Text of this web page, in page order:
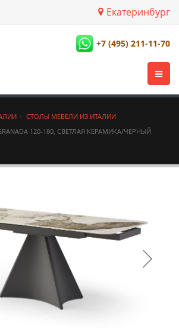
Екатеринбург
+7 (495) 211-11-70
СТОЛЫ МЕБЕЛИ ИЗ ИТАЛИИ
120-180, СВЕТЛАЯ КЕРАМИКА/ЧЕРНЫЙ